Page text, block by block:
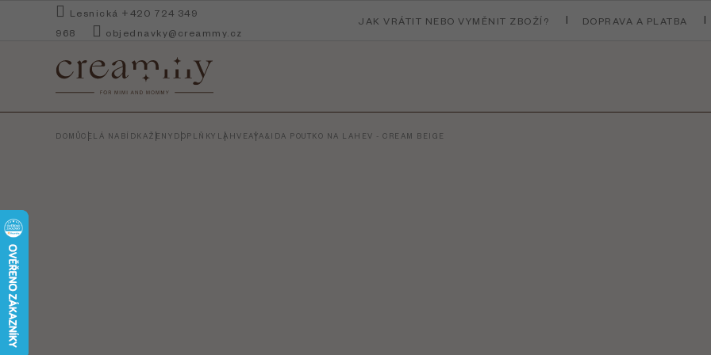
Lesnická +420 724 349
968
objednavky@creammy.cz
JAK VRÁTIT NEBO VYMĚNIT ZBOŽÍ? DOPRAVA A PLATBA
DOMŮCELÁ NABÍDKAŽENY DOPLŇKY LAHVE AYA&IDA POUTKO NA LAHEV - CREAM BEIGE